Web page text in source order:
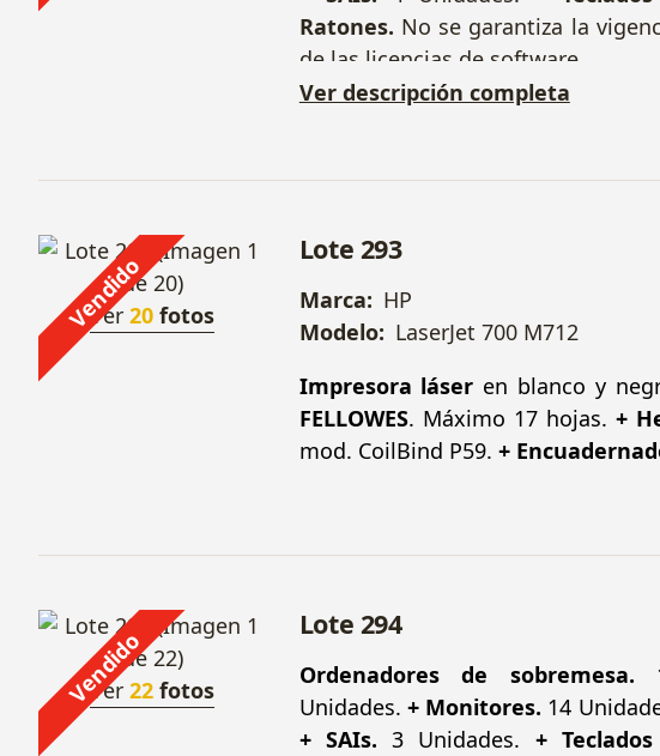
Ratones. No se garantiza la
de las licencias de software.
Ver descripción completa
Vendido
Ver20 fotos
Lote 293
Marca: HP
Modelo: LaserJet 700 M712
Impresora láseren blanco y
FELLOWES. Máximo 17 hojas. +
mod. CoilBind P59. +
Vendido
Ver22 fotos
Lote 294
Ordenadores de sobremesa.
Unidades. + Monitores. 14
+ SAIs. 3 Unidades. +